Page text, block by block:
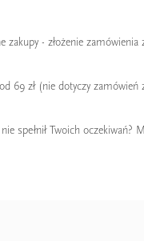
zakupy - złożenie
69 zł (nie dotyczy zamówień
spełnił Twoich oczekiwań?